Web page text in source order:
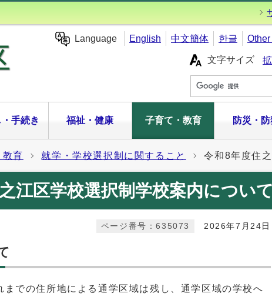
Language English 中文簡体 한글
文字サイズ
・手続き 福祉・健康 子育て・教育 防災・
教育 就学・学校選択制に関すること 令和8年度住
江区学校選択制学校案内について
2026年7月24日
ページ番号：635073
での住所地による通学区域は残し、通学区域の学校へ